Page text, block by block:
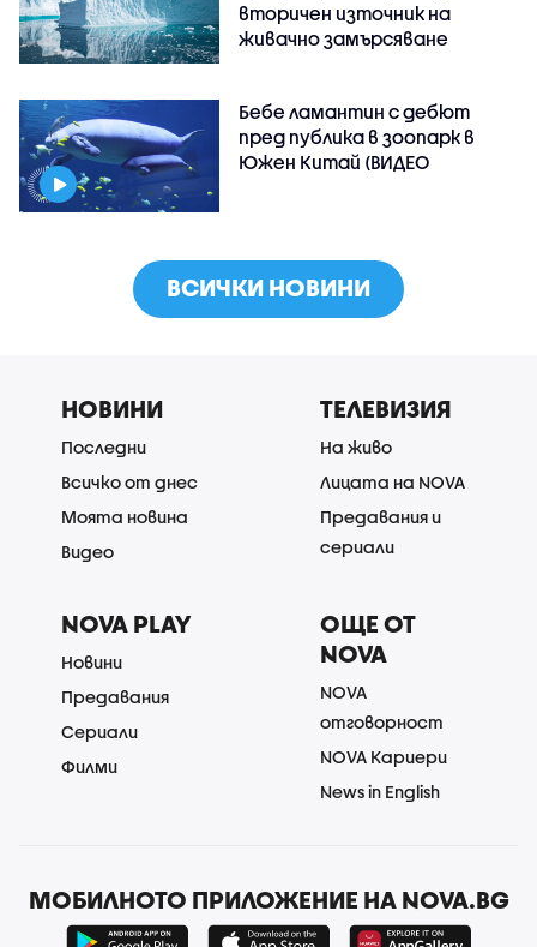
вторичен източник на
живачно замърсяване
Бебе ламантин с дебют
пред публика в зоопарк в
Южен Китай (ВИДЕО
ВСИЧКИ НОВИНИ
НОВИНИ
Последни
Всичко от днес
Моята новина
Видео
ТЕЛЕВИЗИЯ
На живо
Лицата на NOVA
Предавания и
сериали
NOVA PLAY
Новини
Предавания
Сериали
Филми
ОЩЕ ОТ
NOVA
NOVA
отговорност
NOVA Кариери
News in English
МОБИЛНОТО ПРИЛОЖЕНИЕ НА NOVA.BG